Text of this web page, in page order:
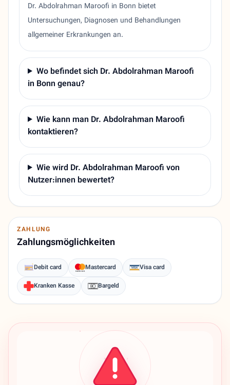
Dr. Abdolrahman Maroofi in Bonn bietet
Untersuchungen, Diagnosen und Behandlungen
allgemeiner Erkrankungen an.
Wo befindet sich Dr. Abdolrahman Maroofi
in Bonn genau?
Wie kann man Dr. Abdolrahman Maroofi
kontaktieren?
Wie wird Dr. Abdolrahman Maroofi von
Nutzer:innen bewertet?
ZAHLUNG
Zahlungsmöglichkeiten
Debit card Mastercard
Visa card
Kranken Kasse
Bargeld